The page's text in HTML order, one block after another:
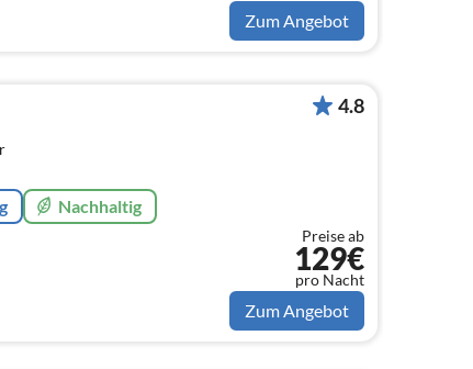
Zum Angebot
Nachhaltig
4.8
Preise ab
129€
pro Nacht
Zum Angebot